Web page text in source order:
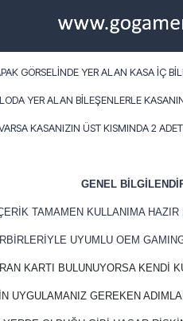
GÖRSELİNDE YER ALAN KASA İÇ
YER ALAN BİLEŞENLERLE
KASANIZIN ÜST KISMINDA 2
GENEL
TAMAMEN KULLANIMA
UYUMLU OEM
KARTI BULUNUYORSA KENDİ
UYGULAMANIZ GEREKEN